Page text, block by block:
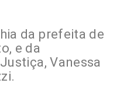
da prefeita de
e da
Vanessa